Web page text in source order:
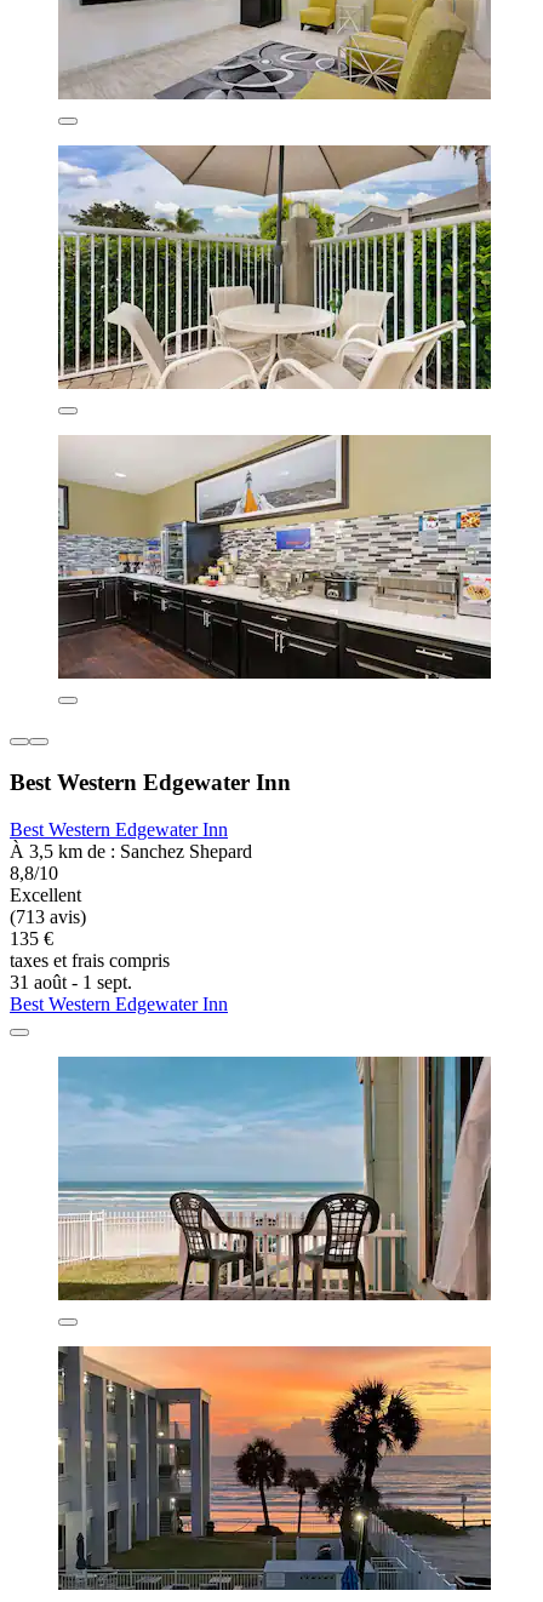
Best Western Edgewater Inn
Best Western Edgewater Inn
À 3,5 km de : Sanchez Shepard
8,8/10
Excellent
(713 avis)
135 €
taxes et frais compris
31 août - 1 sept.
Best Western Edgewater Inn